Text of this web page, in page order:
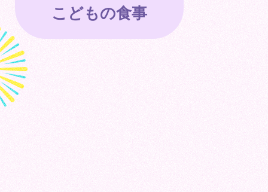
こどもの食事